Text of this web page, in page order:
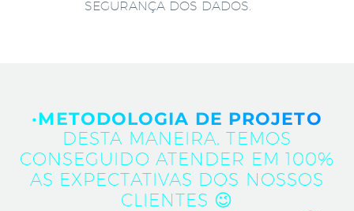
SEGURANÇA DOS DADOS.
·METODOLOGIA DE PROJETO
DESTA MANEIRA, TEMOS
CONSEGUIDO ATENDER EM 100%
AS EXPECTATIVAS DOS NOSSOS
CLIENTES 😉